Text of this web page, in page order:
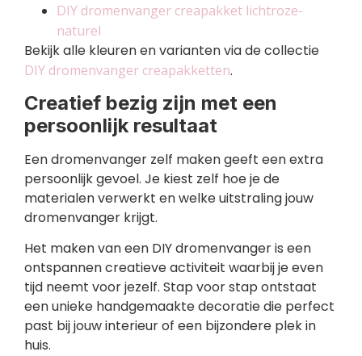
DIY dromenvanger creapakket lichtroze-
naturel
Bekijk alle kleuren en varianten via de collectie
DIY dromenvanger creapakketten.
Creatief bezig zijn met een
persoonlijk resultaat
Een dromenvanger zelf maken geeft een extra
persoonlijk gevoel. Je kiest zelf hoe je de
materialen verwerkt en welke uitstraling jouw
dromenvanger krijgt.
Het maken van een DIY dromenvanger is een
ontspannen creatieve activiteit waarbij je even
tijd neemt voor jezelf. Stap voor stap ontstaat
een unieke handgemaakte decoratie die perfect
past bij jouw interieur of een bijzondere plek in
huis.